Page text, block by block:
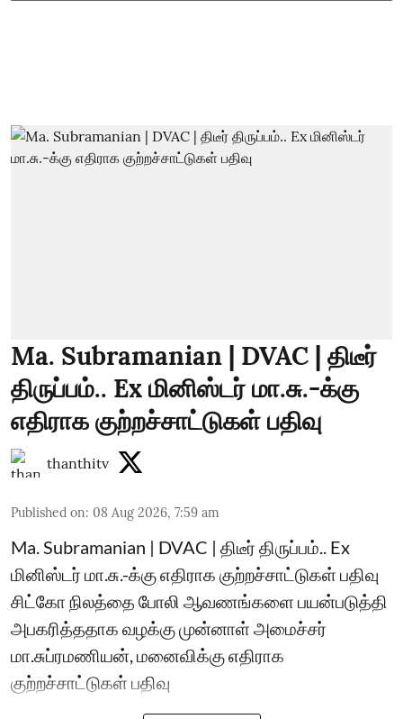
Ma. Subramanian | DVAC | திடீர்
திருப்பம்.. Ex மினிஸ்டர் மா.சு.-க்கு
எதிராக குற்றச்சாட்டுகள் பதிவு
thanthitv
Published on: 08 Aug 2026, 7:59 am
Ma. Subramanian | DVAC | திடீர் திருப்பம்.. Ex
மினிஸ்டர் மா.சு.-க்கு எதிராக குற்றச்சாட்டுகள் பதிவு
சிட்கோ நிலத்தை போலி ஆவணங்களை பயன்படுத்தி
அபகரித்ததாக வழக்கு முன்னாள் அமைச்சர்
மா.சுப்ரமணியன், மனைவிக்கு எதிராக
குற்றச்சாட்டுகள் பதிவு